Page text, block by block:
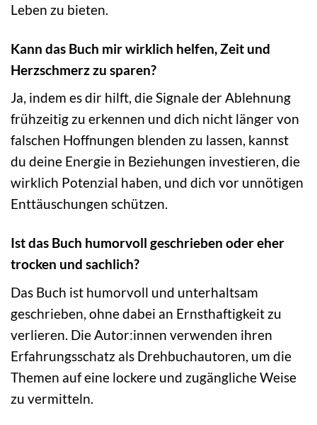
Leben zu bieten.
Kann das Buch mir wirklich helfen, Zeit und
Herzschmerz zu sparen?
Ja, indem es dir hilft, die Signale der Ablehnung
frühzeitig zu erkennen und dich nicht länger von
falschen Hoffnungen blenden zu lassen, kannst
du deine Energie in Beziehungen investieren, die
wirklich Potenzial haben, und dich vor unnötigen
Enttäuschungen schützen.
Ist das Buch humorvoll geschrieben oder eher
trocken und sachlich?
Das Buch ist humorvoll und unterhaltsam
geschrieben, ohne dabei an Ernsthaftigkeit zu
verlieren. Die Autor:innen verwenden ihren
Erfahrungsschatz als Drehbuchautoren, um die
Themen auf eine lockere und zugängliche Weise
zu vermitteln.